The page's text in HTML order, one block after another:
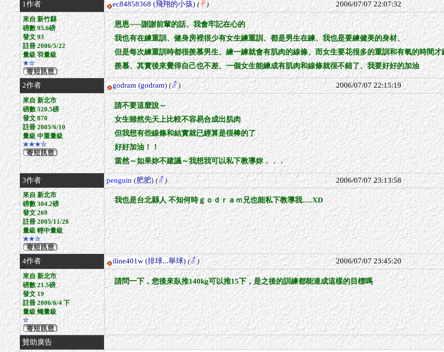
1作者 ec84858368 (飛翔的小孩) ( ) 2006/07/07 22:07:32
來自 新竹縣
磅數 95.6磅
發文 93
註冊 2006/5/22
量級 羽量級
★☆
恩恩~~~謝謝前輩的話、我會牢記在心的
我也有在練重訓、健身房裡很少有女生練重訓、都是男生在練、我也是要練健美的身材、
但是每次練重訓時都很羨慕男生、練一練就會有肌肉的線條、而女生要花很多的重訓和有氧的時間
羨慕、其實後來覺得自己也不差、一個女生能練成有肌肉和線條就很不錯了、我要好好的加油
2作者 godram (godram) ( ) 2006/07/07 22:15:19
來自 新北市
磅數 520.5磅
發文 870
註冊 2005/6/10
量級 中重量級
★★★☆
請不要這麼說～
女生雖然先天上比較不容易合成出肌肉
但我想有些線條和結實就已經算是很棒的了
好好加油！！
當然～如果妳不建議～我想我可以私下教導妳．．．
3作者 penguin(肥肥) ( ) 2006/07/07 23:13:58
來自 新北市
磅數 304.2磅
發文 269
註冊 2005/11/28
量級 輕中量級
★★☆
我也是台北縣人 不知何時ｇｏｄｒａｍ兄也能私下教導我.....XD
4作者 iline401w (排球...舉球) ( ) 2006/07/07 23:45:20
來自 新北市
磅數 21.5磅
發文 19
註冊 2006/6/4 下
量級 蠅量級
☆
請問一下，您後來臥推140kg可以推15下，是之後的訓練都能達成這樣的目標嗎
贊助廣告